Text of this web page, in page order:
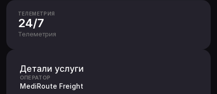
ТЕЛЕМЕТРИЯ
24/7
Телеметрия
Детали услуги
ОПЕРАТОР
MediRoute Freight